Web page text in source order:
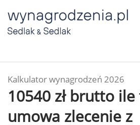
Kalkulator wynagrodzeń 2026
10540 zł brutto
umowa zlecenie z